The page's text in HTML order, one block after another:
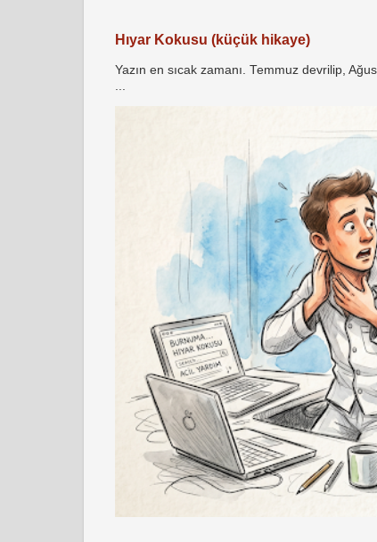
Hıyar Kokusu (küçük hikaye)
Yazın en sıcak zamanı. Temmuz devrilip,